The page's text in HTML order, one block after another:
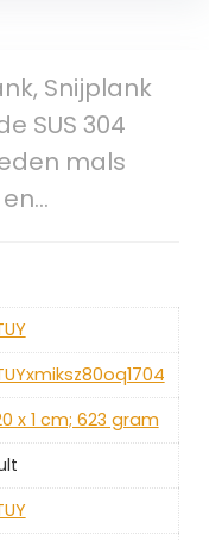
Snijplank
SUS 304
mals
x 1 cm; 623 gram